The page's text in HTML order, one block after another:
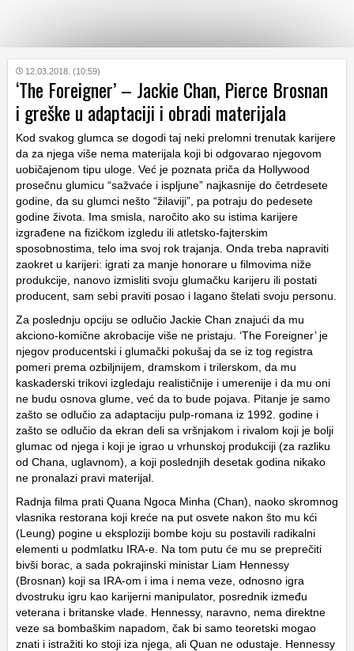
KATEGORIJE
HRVATSKI
12.03.2018. (10:59)
‘The Foreigner’ – Jackie Chan, Pierce Brosnan
i greške u adaptaciji i obradi materijala
Kod svakog glumca se dogodi taj neki prelomni trenutak karijere
da za njega više nema materijala koji bi odgovarao njegovom
uobičajenom tipu uloge. Već je poznata priča da Hollywood
prosečnu glumicu “sažvaće i ispljune” najkasnije do četrdesete
godine, da su glumci nešto “žilaviji”, pa potraju do pedesete
godine života. Ima smisla, naročito ako su istima karijere
izgrađene na fizičkom izgledu ili atletsko-fajterskim
sposobnostima, telo ima svoj rok trajanja. Onda treba napraviti
zaokret u karijeri: igrati za manje honorare u filmovima niže
produkcije, nanovo izmisliti svoju glumačku karijeru ili postati
producent, sam sebi praviti posao i lagano štelati svoju personu.
Za poslednju opciju se odlučio Jackie Chan znajući da mu
akciono-komične akrobacije više ne pristaju. ‘The Foreigner’ je
njegov producentski i glumački pokušaj da se iz tog registra
pomeri prema ozbiljnijem, dramskom i trilerskom, da mu
kaskaderski trikovi izgledaju realističnije i umerenije i da mu oni
ne budu osnova glume, već da to bude pojava. Pitanje je samo
zašto se odlučio za adaptaciju pulp-romana iz 1992. godine i
zašto se odlučio da ekran deli sa vršnjakom i rivalom koji je bolji
glumac od njega i koji je igrao u vrhunskoj produkciji (za razliku
od Chana, uglavnom), a koji poslednjih desetak godina nikako
ne pronalazi pravi materijal.
Radnja filma prati Quana Ngoca Minha (Chan), naoko skromnog
vlasnika restorana koji kreće na put osvete nakon što mu kći
(Leung) pogine u eksploziji bombe koju su postavili radikalni
elementi u podmlatku IRA-e. Na tom putu će mu se preprečiti
bivši borac, a sada pokrajinski ministar Liam Hennessy
(Brosnan) koji sa IRA-om i ima i nema veze, odnosno igra
dvostruku igru kao karijerni manipulator, posrednik između
veterana i britanske vlade. Hennessy, naravno, nema direktne
veze sa bombaškim napadom, čak bi samo teoretski mogao
znati i istražiti ko stoji iza njega, ali Quan ne odustaje. Hennessy